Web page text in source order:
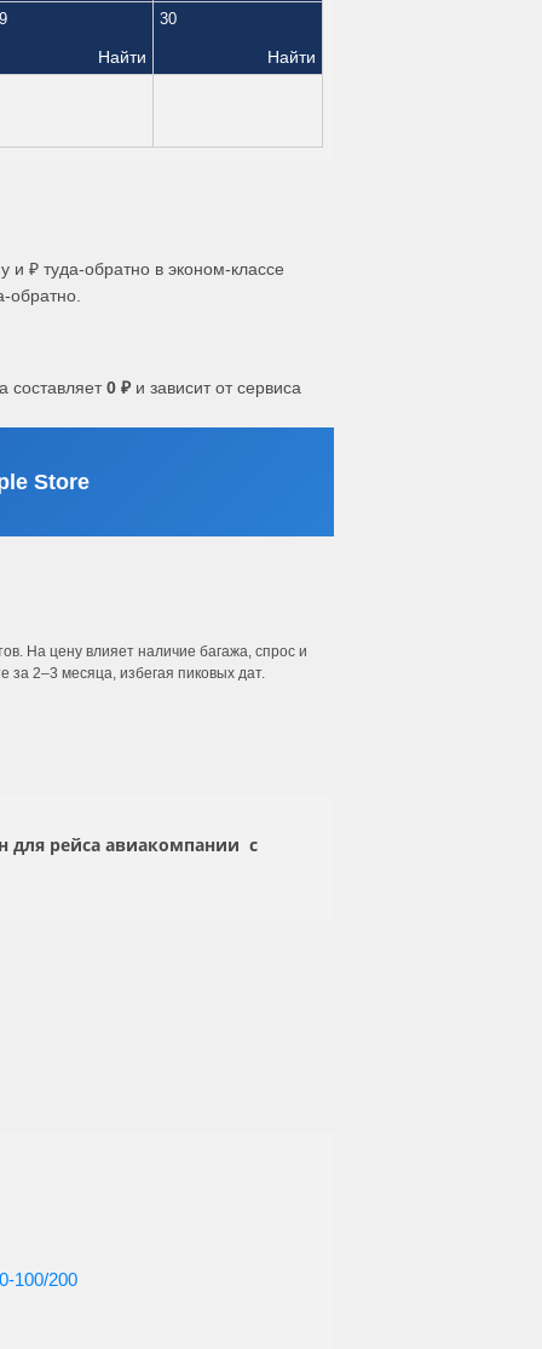
Найти
30
Найти
и ₽ туда-обратно в эконом-классе
обратно.
составляет0 ₽ и зависит от сервиса
Store
На цену влияет наличие багажа, спрос и
за 2–3 месяца, избегая пиковых дат.
для рейса авиакомпании с
100/200